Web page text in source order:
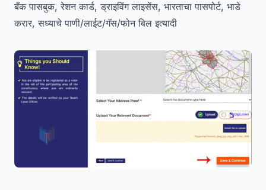
बँक पासबुक, रेशन कार्ड, ड्राइविंग लाइसेंस, भारताचा पासपोर्ट, भाडे
करार, सध्याचे पाणी/लाईट/गॅस/फोन बिल इत्यादी